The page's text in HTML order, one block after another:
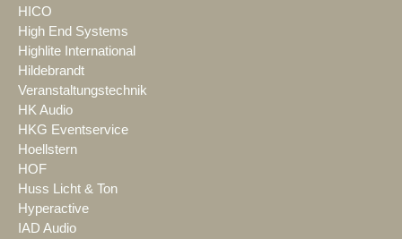
HICO
High End Systems
Highlite International
Hildebrandt
Veranstaltungstechnik
HK Audio
HKG Eventservice
Hoellstern
HOF
Huss Licht & Ton
Hyperactive
IAD Audio